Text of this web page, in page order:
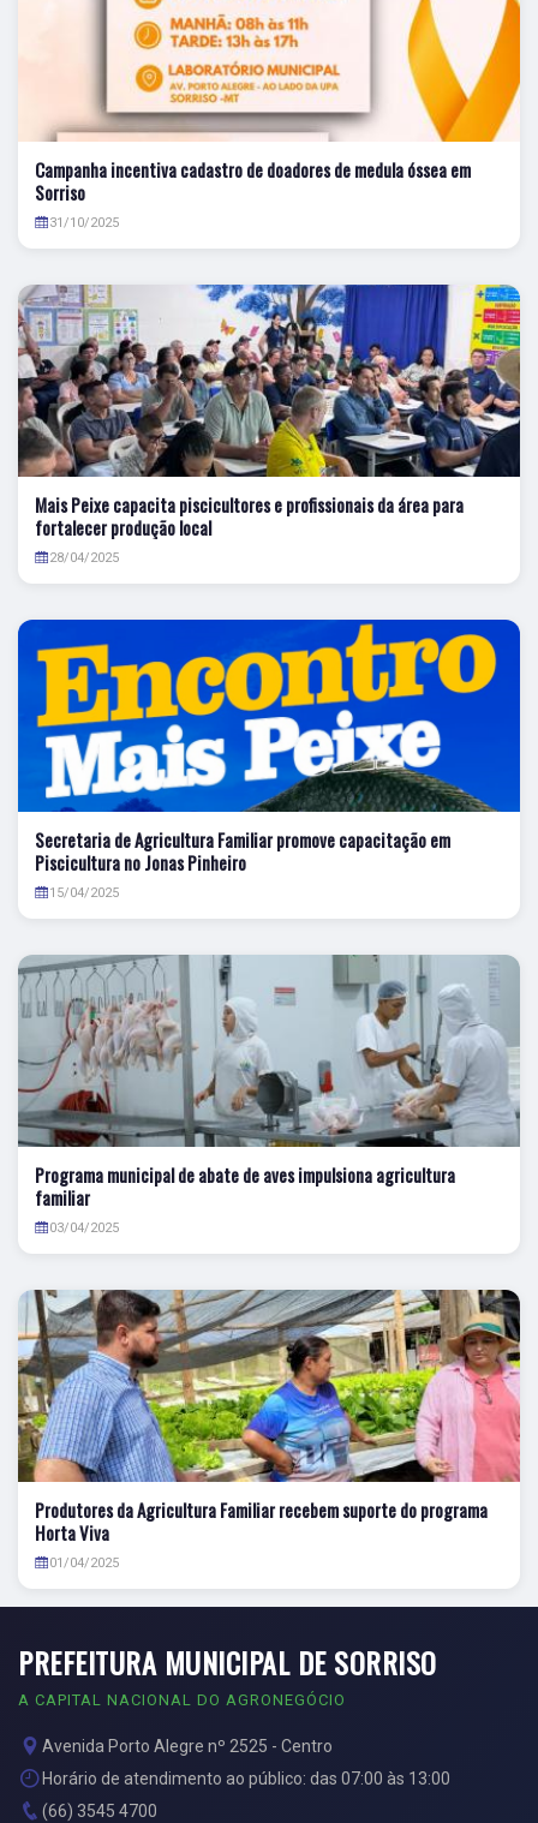
Campanha incentiva cadastro de doadores de medula óssea em
Sorriso
31/10/2025
Mais Peixe capacita piscicultores e profissionais da área para
fortalecer produção local
28/04/2025
Secretaria de Agricultura Familiar promove capacitação em
Piscicultura no Jonas Pinheiro
15/04/2025
Programa municipal de abate de aves impulsiona agricultura
familiar
03/04/2025
Produtores da Agricultura Familiar recebem suporte do programa
Horta Viva
01/04/2025
PREFEITURA MUNICIPAL DE SORRISO
A CAPITAL NACIONAL DO AGRONEGÓCIO
Avenida Porto Alegre nº 2525 - Centro
Horário de atendimento ao público: das 07:00 às 13:00
(66) 3545 4700